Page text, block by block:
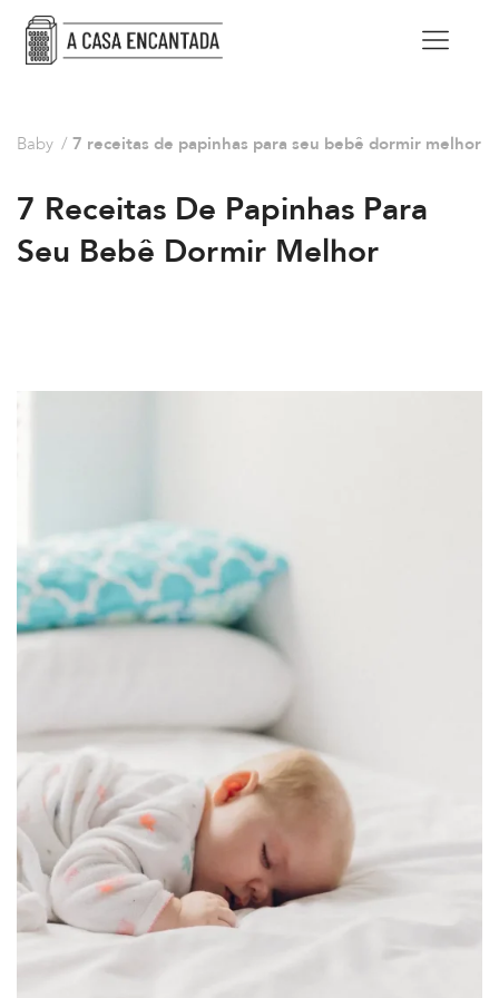
Baby / 7 receitas de papinhas para seu bebê dormir melhor
7 Receitas De Papinhas Para
Seu Bebê Dormir Melhor